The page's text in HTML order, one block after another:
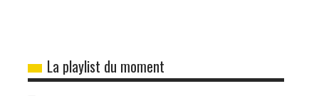
La playlist du moment